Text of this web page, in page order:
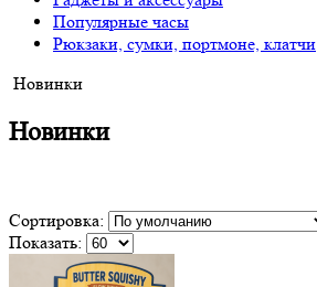
Популярные часы
Рюкзаки, сумки, портмоне, клатчи
Новинки
Новинки
Сортировка:
Показать: